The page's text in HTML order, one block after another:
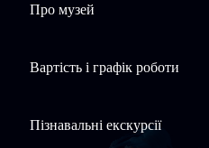
Про музей
Вартість і графік роботи
Пізнавальні екскурсії